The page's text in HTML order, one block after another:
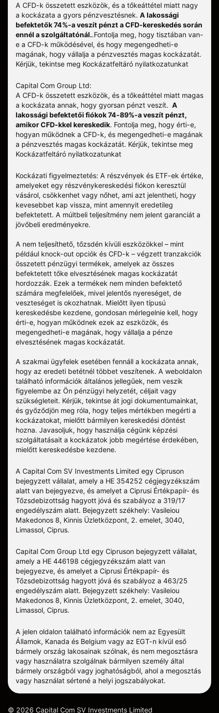
A CFD-k összetett eszközök, és a tőkeáttétel miatt nagy
a kockázata a gyors pénzvesztésnek. A lakossági
befektetők 74%-a veszít pénzt a CFD-kereskedés során
ennél a szolgáltatónál..Fontolja meg, hogy tisztában van-
e a CFD-k működésével, és hogy megengedheti-e
magának, hogy vállalja a pénzvesztés magas kockázatát.
Kérjük, tekintse meg Kockázatfeltáró nyilatkozatunkat
Capital Com Group Ltd:
A CFD-k összetett eszközök, és a tőkeáttétel miatt magas
a kockázata annak, hogy gyorsan pénzt veszít. A
lakossági befektetői fiókok 74-89%-a veszít pénzt,
amikor CFD-kkel kereskedik. Fontolja meg, hogy érti-e,
hogyan működnek a CFD-k, és megengedheti-e magának
a pénzvesztés magas kockázatát. Kérjük, tekintse meg
Kockázatfeltáró nyilatkozatunkat
Kockázati figyelmeztetés: A részvények és ETF-ek értéke,
amelyeket egy részvénykereskedési fiókon keresztül
vásárol, csökkenhet vagy nőhet, ami azt jelentheti, hogy
kevesebbet kap vissza, mint amennyit eredetileg
befektetett. A múltbeli teljesítmény nem jelent garanciát a
jövőbeli eredményekre.
A nem teljesíthető, tőzsdén kívüli eszközökkel – mint
például knock-out opciók és CFD-k – végzett tranzakciók
összetett pénzügyi termékek, amelyek az összes
befektetett tőke elvesztésének magas kockázatát
hordozzák. Ezek a termékek nem minden befektető
számára megfelelőek, mivel jelentős nyereséget, de
veszteséget is okozhatnak. Mielőtt ilyen típusú
kereskedésbe kezdene, gondosan mérlegelnie kell, hogy
érti-e, hogyan működnek ezek az eszközök, és
megengedheti-e magának, hogy vállalja a pénze
elvesztésének magas kockázatát.
A szakmai ügyfelek esetében fennáll a kockázata annak,
hogy az eredeti betétnél többet veszítenek. A weboldalon
található információk általános jellegűek, nem veszik
figyelembe az Ön pénzügyi helyzetét, céljait vagy
szükségleteit. Kérjük, tekintse át jogi dokumentumainkat,
és győződjön meg róla, hogy teljes mértékben megérti a
kockázatokat, mielőtt bármilyen kereskedési döntést
hozna. Javasoljuk, hogy használja cégünk képzési
szolgáltatásait a kockázatok jobb megértése érdekében,
mielőtt kereskedésbe kezdene.
A Capital Com SV Investments Limited egy Cipruson
bejegyzett vállalat, amely a HE 354252 cégjegyzékszám
alatt van bejegyezve, és amelyet a Ciprusi Értékpapír- és
Tőzsdebizottság hagyott jóvá és szabályoz a 319/17
engedélyszám alatt. Bejegyzett székhely: Vasileiou
Makedonos 8, Kinnis Üzletközpont, 2. emelet, 3040,
Limassol, Ciprus.
Capital Com Group Ltd egy Cipruson bejegyzett vállalat,
amely a ΗΕ 446198 cégjegyzékszám alatt van
bejegyezve, és amelyet a Ciprusi Értékpapír- és
Tőzsdebizottság hagyott jóvá és szabályoz a 463/25
engedélyszám alatt. Bejegyzett székhely: Vasileiou
Makedonos 8, Kinnis Üzletközpont, 2. emelet, 3040,
Limassol, Ciprus.
A jelen oldalon található információk nem az Egyesült
Államok, Kanada és Belgium vagy az EGT-n kívül eső
bármely ország lakosainak szólnak, és nem megosztásra
vagy használatra szolgálnak bármilyen személy által
bármely országból vagy joghatóságból, ahol a megosztás
vagy használat sértené a helyi jogszabályokat.
© 2026 Capital Com SV Investments Limited